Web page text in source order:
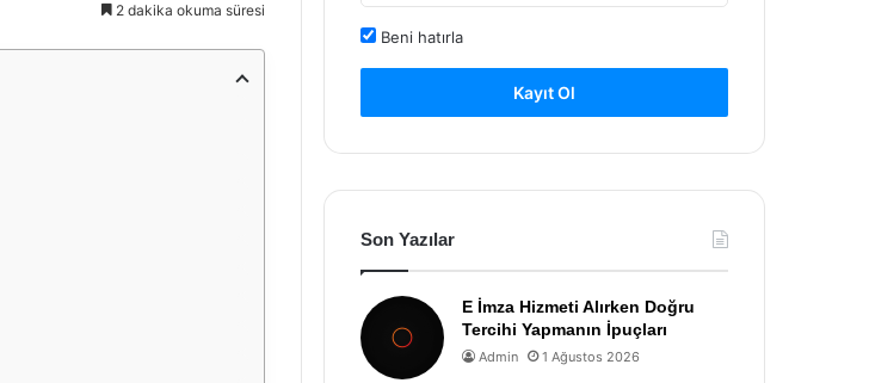
2 dakika okuma süresi
Beni hatırla
Kayıt Ol
Son Yazılar
E İmza Hizmeti Alırken Doğru
Tercihi Yapmanın İpuçları
Admin 1 Ağustos 2026